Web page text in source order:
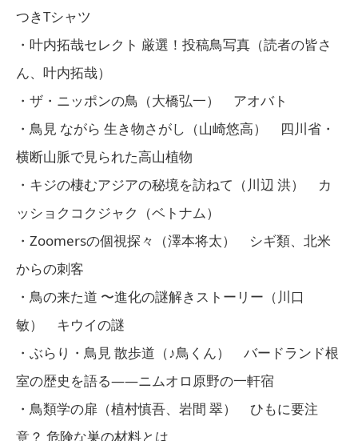
つきTシャツ
・叶内拓哉セレクト 厳選！投稿鳥写真（読者の皆さ
ん、叶内拓哉）
・ザ・ニッポンの鳥（大橋弘一） アオバト
・鳥見 ながら 生き物さがし（山崎悠高） 四川省・
横断山脈で見られた高山植物
・キジの棲むアジアの秘境を訪ねて（川辺 洪） カ
ッショクコクジャク（ベトナム）
・Zoomersの個視探々（澤本将太） シギ類、北米
からの刺客
・鳥の来た道 〜進化の謎解きストーリー（川口
敏） キウイの謎
・ぶらり・鳥見 散歩道（♪鳥くん） バードランド根
室の歴史を語る――ニムオロ原野の一軒宿
・鳥類学の扉（植村慎吾、岩間 翠） ひもに要注
意？ 危険な巣の材料とは